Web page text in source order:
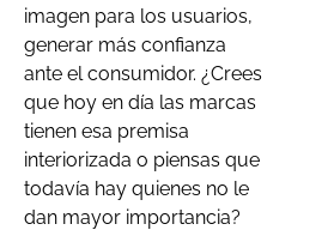
imagen para los usuarios,
generar más confianza
ante el consumidor. ¿Crees
que hoy en día las marcas
tienen esa premisa
interiorizada o piensas que
todavía hay quienes no le
dan mayor importancia?